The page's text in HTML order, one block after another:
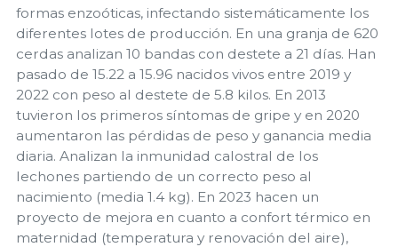
formas enzoóticas, infectando sistemáticamente los
diferentes lotes de producción. En una granja de 620
cerdas analizan 10 bandas con destete a 21 días. Han
pasado de 15.22 a 15.96 nacidos vivos entre 2019 y
2022 con peso al destete de 5.8 kilos. En 2013
tuvieron los primeros síntomas de gripe y en 2020
aumentaron las pérdidas de peso y ganancia media
diaria. Analizan la inmunidad calostral de los
lechones partiendo de un correcto peso al
nacimiento (media 1.4 kg). En 2023 hacen un
proyecto de mejora en cuanto a confort térmico en
maternidad (temperatura y renovación del aire),